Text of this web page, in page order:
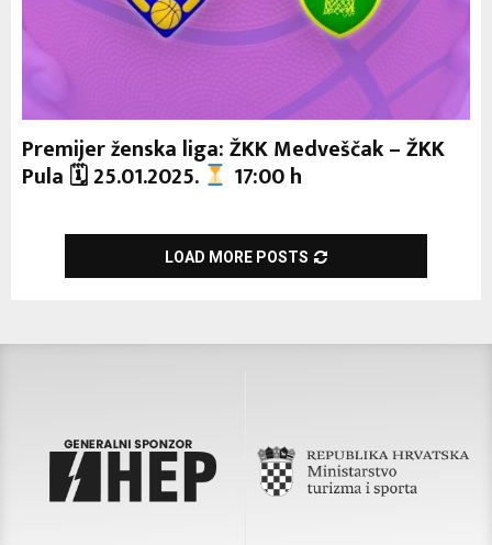
Premijer ženska liga: ŽKK Medveščak – ŽKK
Pula 🗓 25.01.2025. 17:00 h
LOAD MORE POSTS